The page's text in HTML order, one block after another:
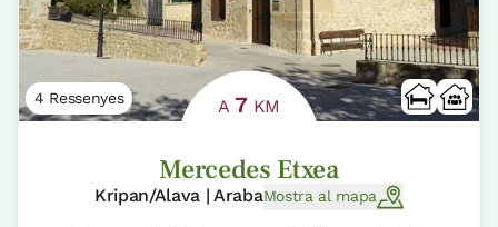
4 Ressenyes A7 KM
Mercedes Etxea
Kripan/Alava | ArabaMostra al mapa